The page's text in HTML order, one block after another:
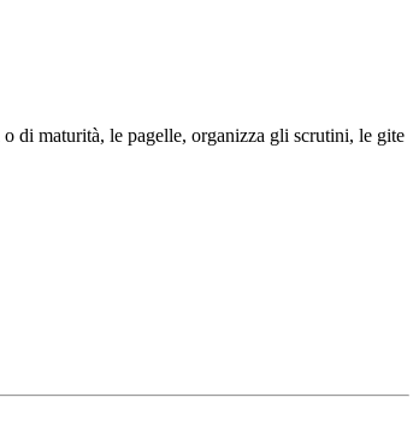
di maturità, le pagelle, organizza gli scrutini, le gite